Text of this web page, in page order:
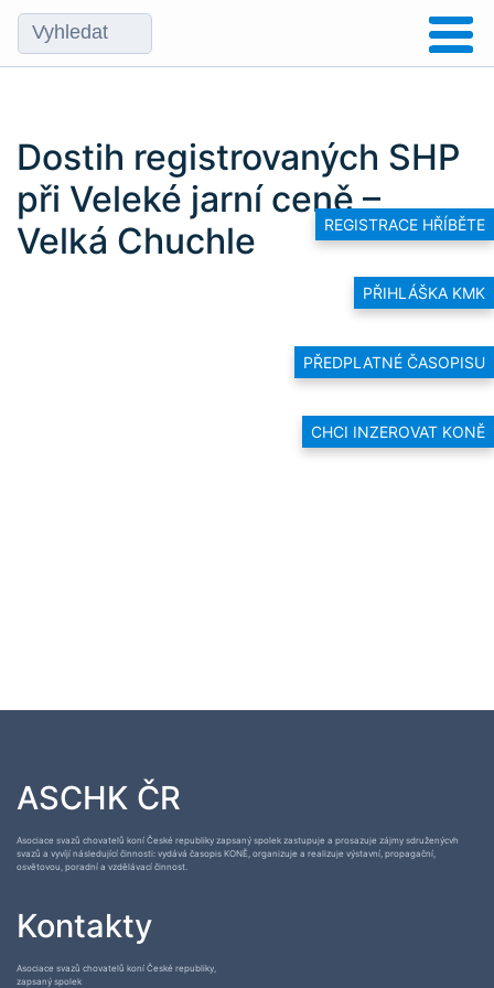
REGISTRACE HŘÍBĚTE
PŘIHLÁŠKA KMK
PŘEDPLATNÉ ČASOPISU
CHCI INZEROVAT KONĚ
Dostih registrovaných SHP
při Veleké jarní ceně –
Velká Chuchle
ASCHK ČR
Asociace svazů chovatelů koní České republiky zapsaný spolek zastupuje a prosazuje zájmy sdruženýcvh
svazů a vyvíjí následující činnosti: vydává časopis KONĚ, organizuje a realizuje výstavní, propagační,
osvětovou, poradní a vzdělávací činnost.
Kontakty
Asociace svazů chovatelů koní České republiky,
zapsaný spolek